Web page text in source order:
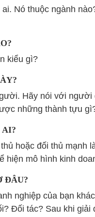
Nó thuộc ngành
kiểu gì?
Hãy nói với người
những thành tựu
AI?
hoặc đối thủ mạnh
hiện mô hình kinh
ĐÂU?
nghiệp của bạn
Đối tác? Sau khi giải